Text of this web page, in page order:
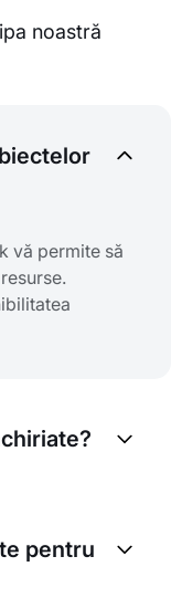
noastră
vă permite să
tenis și
pentru